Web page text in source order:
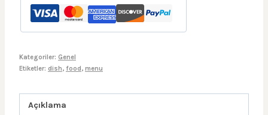
Kategoriler: Genel
Etiketler: dish, food, menu
Açıklama